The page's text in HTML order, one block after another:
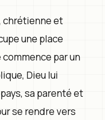
chrétienne et
une place
par un
Dieu lui
sa parenté et
se rendre vers